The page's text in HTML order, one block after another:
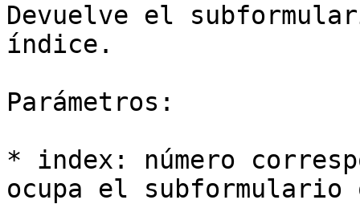
Devuelve el
índice.
Parámetros:
* index: número
ocupa el subformulario